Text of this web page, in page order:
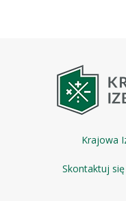
Krajowa
Skontaktuj